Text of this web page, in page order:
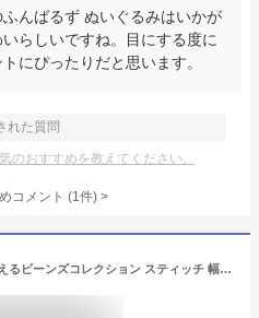
んばるず ぬいぐるみはいかが
らしいですね。目にする度に
にぴったりだと思います。
れた質問
のおすすめを教えてください。
コメント (1件) >
ディズニーキャラクター 洗えるビーンズコレクション スティッチ 幅約20cm